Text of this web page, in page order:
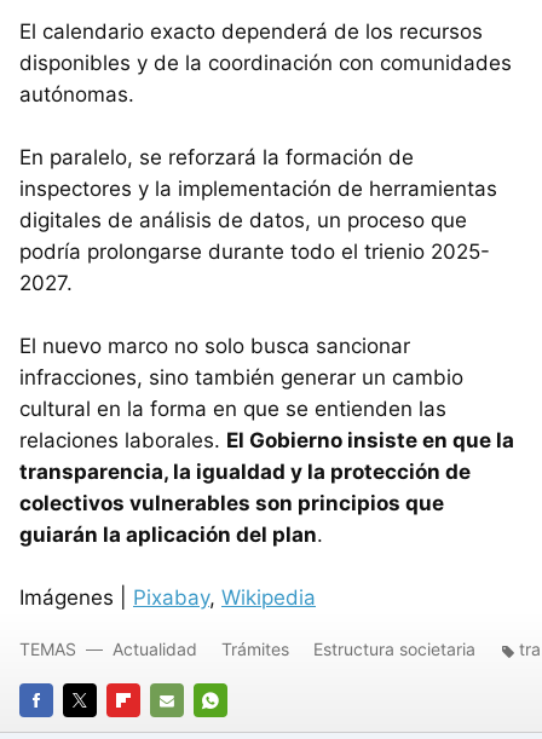
El calendario exacto dependerá de los recursos
disponibles y de la coordinación con comunidades
autónomas.
En paralelo, se reforzará la formación de
inspectores y la implementación de herramientas
digitales de análisis de datos, un proceso que
podría prolongarse durante todo el trienio 2025-
2027.
El nuevo marco no solo busca sancionar
infracciones, sino también generar un cambio
cultural en la forma en que se entienden las
relaciones laborales. El Gobierno insiste en que la
transparencia, la igualdad y la protección de
colectivos vulnerables son principios que
guiarán la aplicación del plan.
Imágenes | Pixabay, Wikipedia
FACEBOOK
TWITTERFLIPBOARD
E-
WHATSAPP
TEMAS Actualidad Trámites Estructura societaria